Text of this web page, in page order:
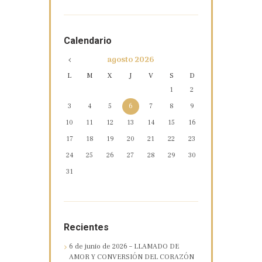
Calendario
agosto2026
L M X J V S
D
1
2
3
4 5 6 7 8
9
10
11 12 13 14 15
16
17
18 19 20 21 22
23
24
25 26 27 28 29
30
31
Recientes
6 de junio de 2026 – LLAMADO DE
AMOR Y CONVERSIÓN DEL CORAZÓN